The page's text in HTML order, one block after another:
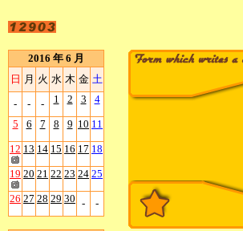
2016 年 6 月
日 月 火 水 木 金 土
- - - 1 2 3 4
5 6 7 8 9 10 11
12 13 14 15 16 17 18
19 20 21 22 23 24 25
26 27 28 29 30 - -